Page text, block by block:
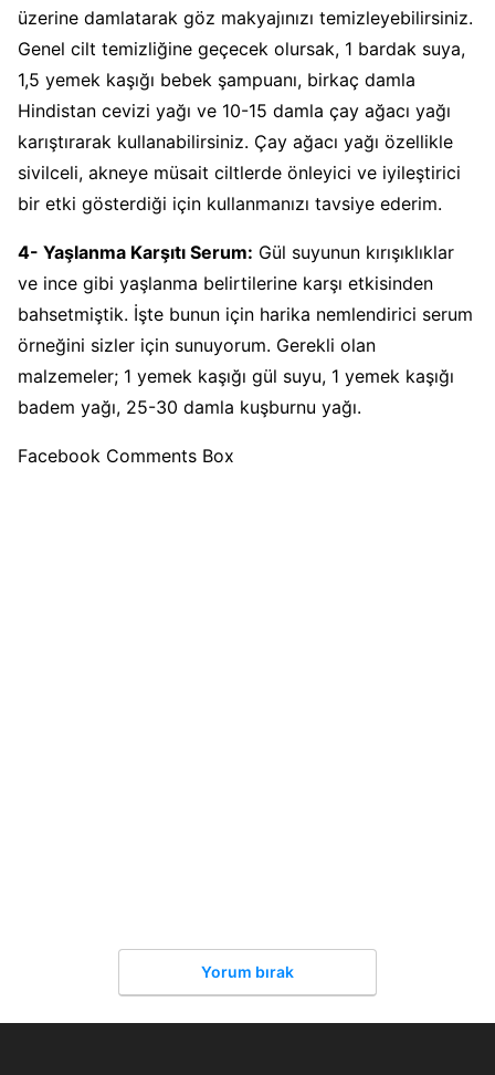
üzerine damlatarak göz makyajınızı temizleyebilirsiniz.
Genel cilt temizliğine geçecek olursak, 1 bardak suya,
1,5 yemek kaşığı bebek şampuanı, birkaç damla
Hindistan cevizi yağı ve 10-15 damla çay ağacı yağı
karıştırarak kullanabilirsiniz. Çay ağacı yağı özellikle
sivilceli, akneye müsait ciltlerde önleyici ve iyileştirici
bir etki gösterdiği için kullanmanızı tavsiye ederim.
4- Yaşlanma Karşıtı Serum: Gül suyunun kırışıklıklar
ve ince gibi yaşlanma belirtilerine karşı etkisinden
bahsetmiştik. İşte bunun için harika nemlendirici serum
örneğini sizler için sunuyorum. Gerekli olan
malzemeler; 1 yemek kaşığı gül suyu, 1 yemek kaşığı
badem yağı, 25-30 damla kuşburnu yağı.
Facebook Comments Box
Yorum bırak